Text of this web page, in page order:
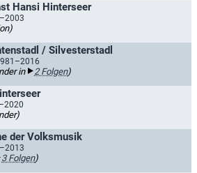
Hansi Hinterseer
/ Silvesterstadl
in 2 Folgen)
der Volksmusik
3 Folgen)